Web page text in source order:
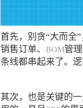
首先，别贪“大而全
销售订单、 BOM管理
条线都串起来了。
其次，也是关键的